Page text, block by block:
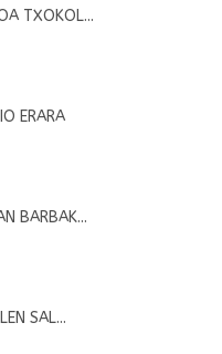
TXOKOL...
ERARA
BARBAK...
SAL...